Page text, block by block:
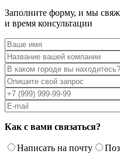
Заполните форму, и мы
и время консультации
Как с вами связаться?
Написать на почту